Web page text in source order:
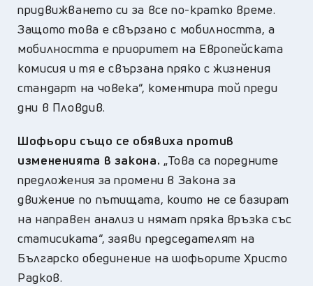
придвижването си за все по-кратко време.
Защото това е свързано с мобилността, а
мобилността е приоритет на Европейската
комисия и тя е свързана пряко с жизнения
стандарт на човека“, коментира той преди
дни в Пловдив.
Шофьори също се обявиха против
измененията в закона. „Това са поредните
предложения за промени в Закона за
движение по пътищата, които не се базират
на направен анализ и нямат пряка връзка със
статисиката“, заяви председателят на
Българско обединение на шофьорите Христо
Радков.